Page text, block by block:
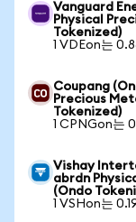
Vanguard
Physical
Tokenized)
1 VDEon는
Coupang
Precious
Tokenized)
1 CPNGon는
Vishay
abrdn
(Ondo
1 VSHon는